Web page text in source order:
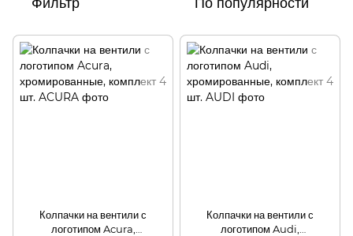
Колпачки на вентили с
логотипом Acura,
Колпачки на вентили с
логотипом Audi,